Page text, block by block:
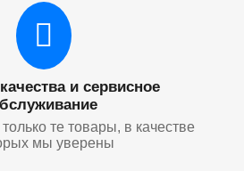
и сервисное
те товары, в качестве
мы уверены